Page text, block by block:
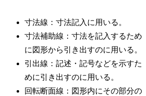
寸法線：寸法記入に用いる。
寸法補助線：寸法を記入するため
に図形から引き出すのに用いる。
引出線：記述・記号などを示すた
めに引き出すのに用いる。
回転断面線：図形内にその部分の